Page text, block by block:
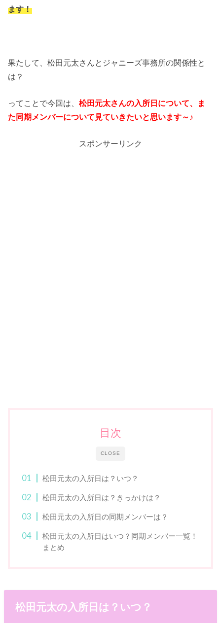
ます！
果たして、松田元太さんとジャニーズ事務所の関係性と
は？
ってことで今回は、松田元太さんの入所日について、ま
た同期メンバーについて見ていきたいと思います～♪
スポンサーリンク
CLOSE
目次
松田元太の入所日は？いつ？
松田元太の入所日は？きっかけは？
松田元太の入所日の同期メンバーは？
松田元太の入所日はいつ？同期メンバー一覧！
まとめ
松田元太の入所日は？いつ？